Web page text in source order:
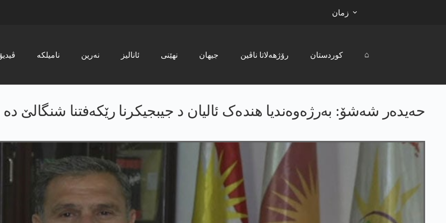
زمان
ڤیدیۆ نامیلکە نەرین ئانالیز نھێنی جیھان رۆژھەلاتا ناڤین کوردستان ⌂
حەیدەر شەشۆ: بەرژەوەندیا ھندەک ئالیان د جیبجیکرنا رێکەفتنا شنگالێ دە